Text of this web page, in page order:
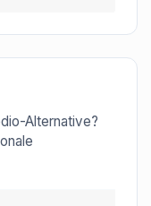
Alternative?